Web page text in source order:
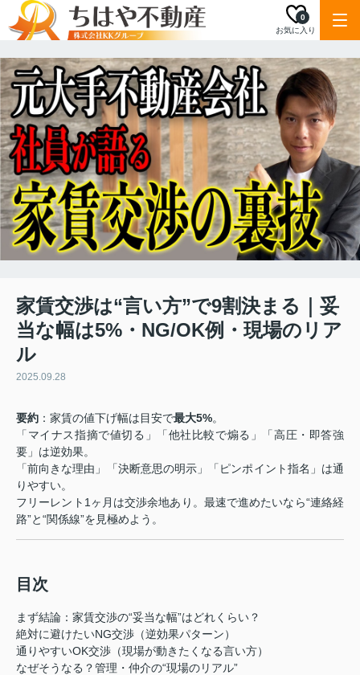
お気に入り
0
家賃交渉は“言い方”で9割決まる｜妥
当な幅は5%・NG/OK例・現場のリア
ル
2025.09.28
要約 ：家賃の値下げ幅は目安で最大5%。
「マイナス指摘で値切る」「他社比較で煽る」「高圧・即答強
要」は逆効果。
「前向きな理由」「決断意思の明示」「ピンポイント指名」は通
りやすい。
フリーレント1ヶ月は交渉余地あり。最速で進めたいなら“連絡経
路”と“関係線”を見極めよう。
目次
まず結論：家賃交渉の“妥当な幅”はどれくらい？
絶対に避けたいNG交渉（逆効果パターン）
通りやすいOK交渉（現場が動きたくなる言い方）
なぜそうなる？管理・仲介の“現場のリアル”